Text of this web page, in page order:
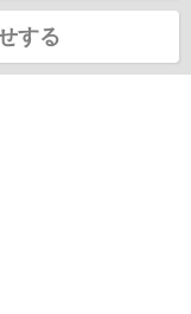
する